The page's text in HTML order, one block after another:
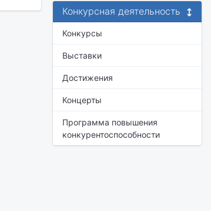
Конкурсная деятельность
Конкурсы
Выставки
Достижения
Концерты
Программа повышения
конкурентоспособности